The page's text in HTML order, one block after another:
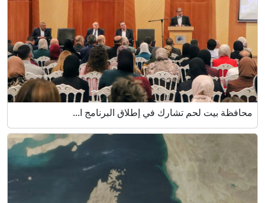
محافظة بيت لحم تشارك في إطلاق البرنامج ا...